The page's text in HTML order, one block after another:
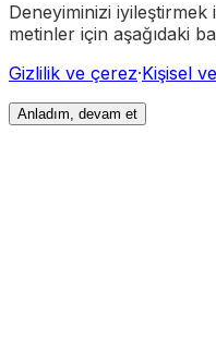
Deneyiminizi iyileştirmek
metinler için aşağıdaki
Gizlilik ve çerez·Kişisel
Anladım, devam et